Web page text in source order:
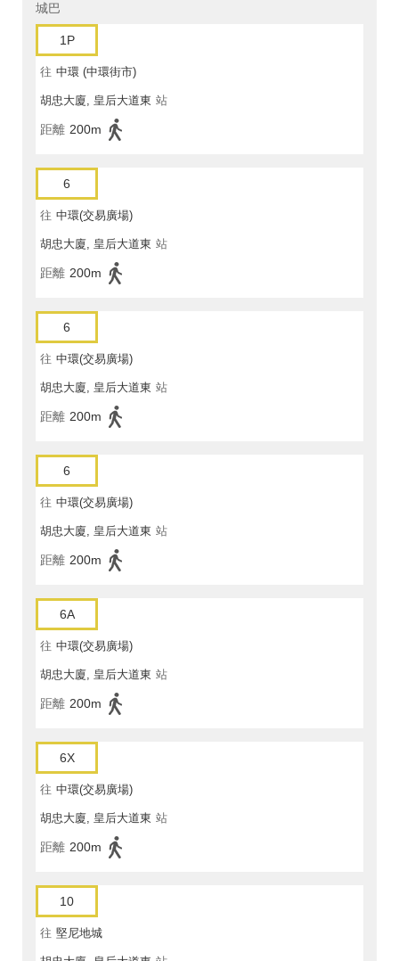
城巴
1P
往 中環 (中環街市)
胡忠大廈, 皇后大道東 站
距離 200m
6
往 中環(交易廣場)
胡忠大廈, 皇后大道東 站
距離 200m
6
往 中環(交易廣場)
胡忠大廈, 皇后大道東 站
距離 200m
6
往 中環(交易廣場)
胡忠大廈, 皇后大道東 站
距離 200m
6A
往 中環(交易廣場)
胡忠大廈, 皇后大道東 站
距離 200m
6X
往 中環(交易廣場)
胡忠大廈, 皇后大道東 站
距離 200m
10
往 堅尼地城